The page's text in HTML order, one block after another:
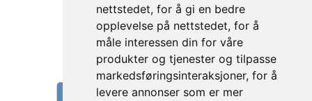
nettstedet, for å gi en bedre
opplevelse på nettstedet, for å
måle interessen din for våre
produkter og tjenester og tilpasse
markedsføringsinteraksjoner, for å
levere annonser som er mer